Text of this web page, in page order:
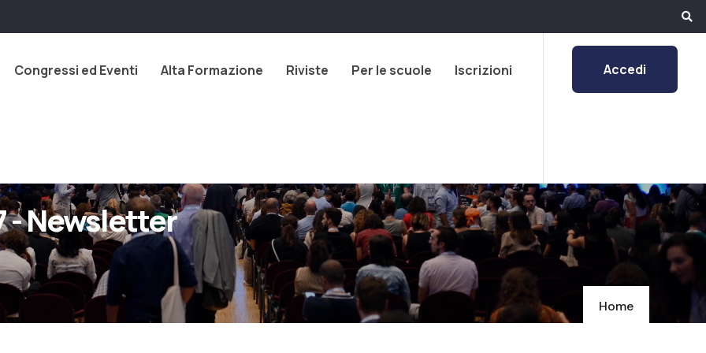
Congressi ed Eventi Alta Formazione Riviste Per le scuole Iscrizioni Accedi
- Newsletter
Home